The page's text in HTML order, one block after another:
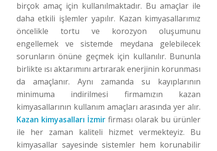
birçok amaç için kullanılmaktadır. Bu amaçlar ile
daha etkili işlemler yapılır. Kazan kimyasallarımız
öncelikle tortu ve korozyon oluşumunu
engellemek ve sistemde meydana gelebilecek
sorunların önüne geçmek için kullanılır. Bununla
birlikte ısı aktarımını artırarak enerjinin korunması
da amaçlanır. Aynı zamanda su kayıplarının
minimuma indirilmesi firmamızın kazan
kimyasallarının kullanım amaçları arasında yer alır.
Kazan kimyasalları İzmir firması olarak bu ürünler
ile her zaman kaliteli hizmet vermekteyiz. Bu
kimyasallar sayesinde sistemler hem korunabilir